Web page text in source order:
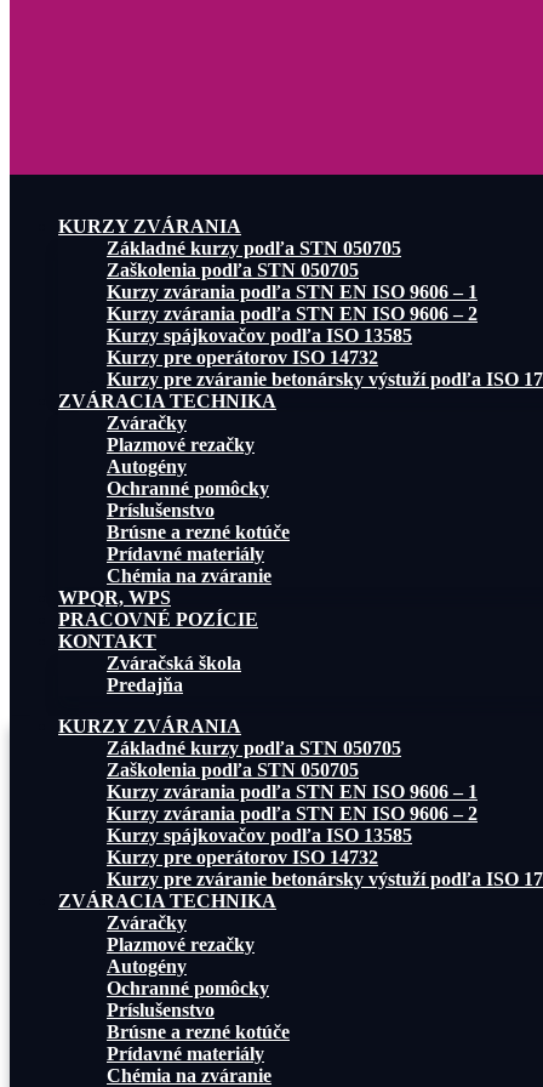
KURZY ZVÁRANIA
Základné kurzy podľa STN 050705
Zaškolenia podľa STN 050705
Kurzy zvárania podľa STN EN ISO 9606 – 1
Kurzy zvárania podľa STN EN ISO 9606 – 2
Kurzy spájkovačov podľa ISO 13585
Kurzy pre operátorov ISO 14732
Kurzy pre zváranie betonársky výstuží podľa ISO
ZVÁRACIA TECHNIKA
Zváračky
Plazmové rezačky
Autogény
Ochranné pomôcky
Príslušenstvo
Brúsne a rezné kotúče
Prídavné materiály
Chémia na zváranie
WPQR, WPS
PRACOVNÉ POZÍCIE
KONTAKT
Zváračská škola
Predajňa
KURZY ZVÁRANIA
Základné kurzy podľa STN 050705
Zaškolenia podľa STN 050705
Kurzy zvárania podľa STN EN ISO 9606 – 1
Kurzy zvárania podľa STN EN ISO 9606 – 2
Kurzy spájkovačov podľa ISO 13585
Kurzy pre operátorov ISO 14732
Kurzy pre zváranie betonársky výstuží podľa ISO
ZVÁRACIA TECHNIKA
Zváračky
Plazmové rezačky
Autogény
Ochranné pomôcky
Príslušenstvo
Brúsne a rezné kotúče
Prídavné materiály
Chémia na zváranie